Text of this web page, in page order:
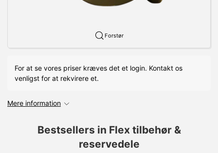
Forstør
For at se vores priser kræves det et login. Kontakt os
venligst for at rekvirere et.
Mere information
Bestsellers in Flex tilbehør &
reservedele